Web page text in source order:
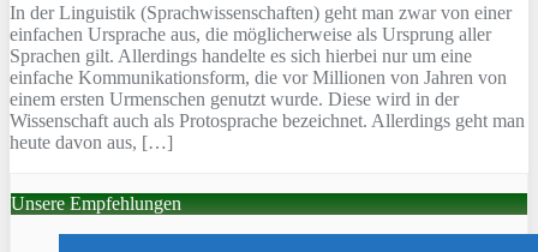
In der Linguistik (Sprachwissenschaften) geht man zwar von einer
einfachen Ursprache aus, die möglicherweise als Ursprung aller
Sprachen gilt. Allerdings handelte es sich hierbei nur um eine
einfache Kommunikationsform, die vor Millionen von Jahren von
einem ersten Urmenschen genutzt wurde. Diese wird in der
Wissenschaft auch als Protosprache bezeichnet. Allerdings geht man
heute davon aus, […]
Unsere Empfehlungen